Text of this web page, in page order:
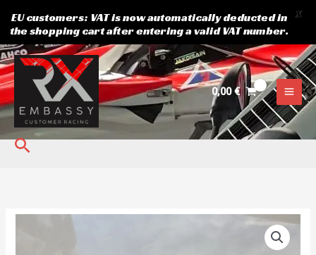
Siirry
sisältöön
0,00€
Hae
EU customers: VAT is now automatically deducted in
the shopping cart after entering a valid VAT number.
X